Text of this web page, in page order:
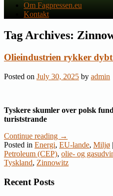
Om Fagpressen.eu
Kontakt
Tag Archives:
Olieindustrien rykker
Posted on July 30, 2025 by admin
Tyskere skumler over polsk
turiststrande
Continue reading →
Posted in Energi, EU-lande, Miljø |
Petroleum (CEP), olie- og
Tyskland, Zinnowitz
Recent Posts